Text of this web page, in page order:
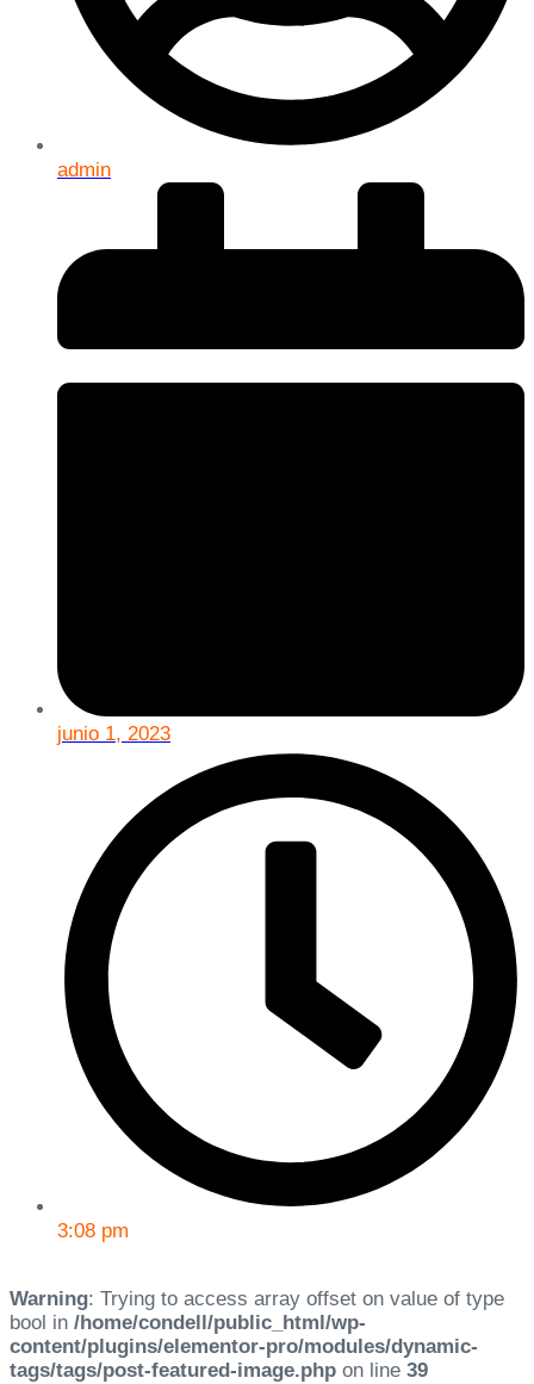
admin
junio 1, 2023
3:08 pm
Warning: Trying to access array offset on value of type
bool in /home/condell/public_html/wp-
content/plugins/elementor-pro/modules/dynamic-
tags/tags/post-featured-image.php on line 39